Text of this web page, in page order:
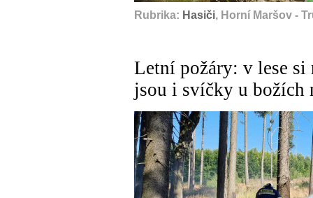
Rubrika: Hasiči, Horní Maršov -
Letní požáry: v lese si
jsou i svíčky u božích